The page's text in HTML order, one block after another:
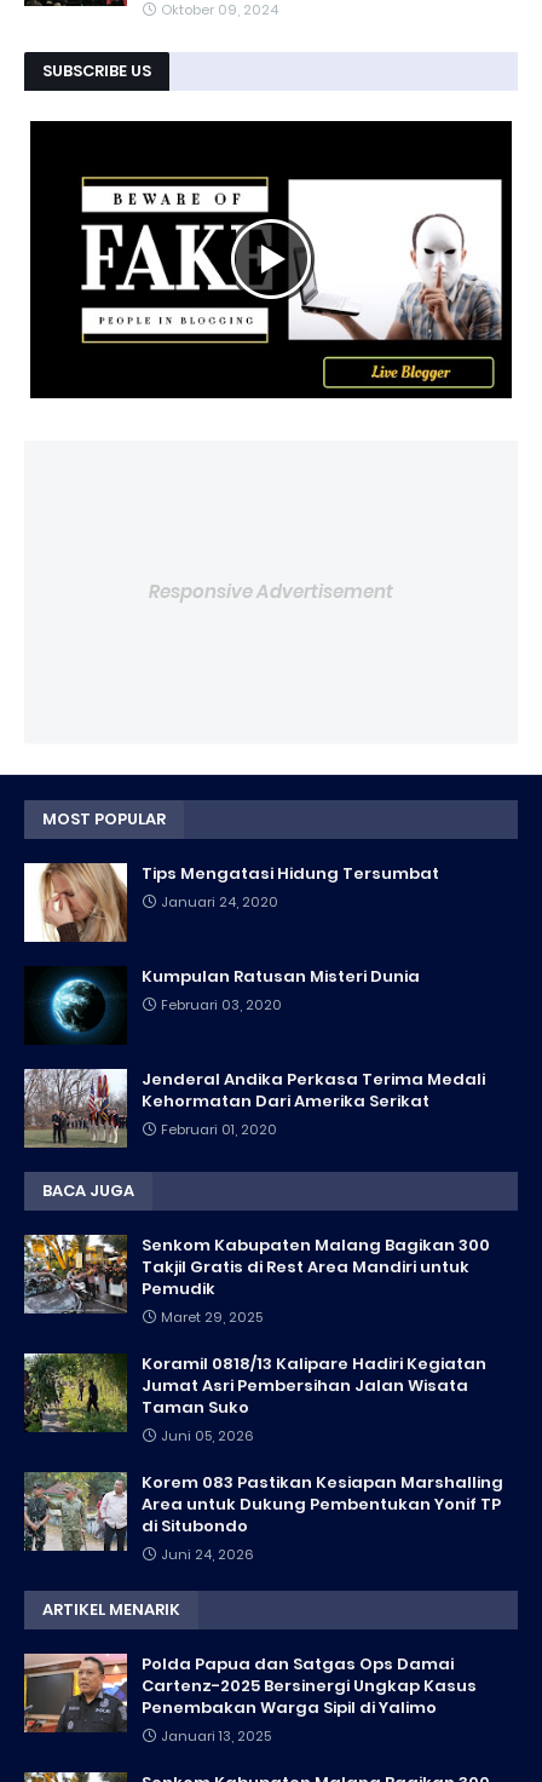
Oktober 09, 2024
SUBSCRIBE US
Responsive Advertisement
MOST POPULAR
Tips Mengatasi Hidung Tersumbat
Januari 24, 2020
Kumpulan Ratusan Misteri Dunia
Februari 03, 2020
Jenderal Andika Perkasa Terima Medali
Kehormatan Dari Amerika Serikat
Februari 01, 2020
BACA JUGA
Senkom Kabupaten Malang Bagikan 300
Takjil Gratis di Rest Area Mandiri untuk
Pemudik
Maret 29, 2025
Koramil 0818/13 Kalipare Hadiri Kegiatan
Jumat Asri Pembersihan Jalan Wisata
Taman Suko
Juni 05, 2026
Korem 083 Pastikan Kesiapan Marshalling
Area untuk Dukung Pembentukan Yonif TP
di Situbondo
Juni 24, 2026
ARTIKEL MENARIK
Polda Papua dan Satgas Ops Damai
Cartenz-2025 Bersinergi Ungkap Kasus
Penembakan Warga Sipil di Yalimo
Januari 13, 2025